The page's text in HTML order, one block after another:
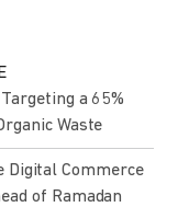
a 65%
Waste
Digital Commerce
of Ramadan